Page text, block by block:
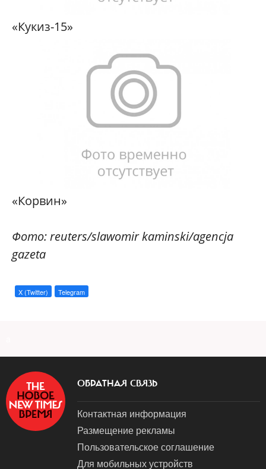
«Кукиз-15»
«Корвин»
Фото: reuters/slawomir kaminski/agencja
gazeta
X (Twitter) Telegram
ОБРАТНАЯ СВЯЗЬ
Контактная информация
Размещение рекламы
Пользовательское соглашение
Для мобильных устройств